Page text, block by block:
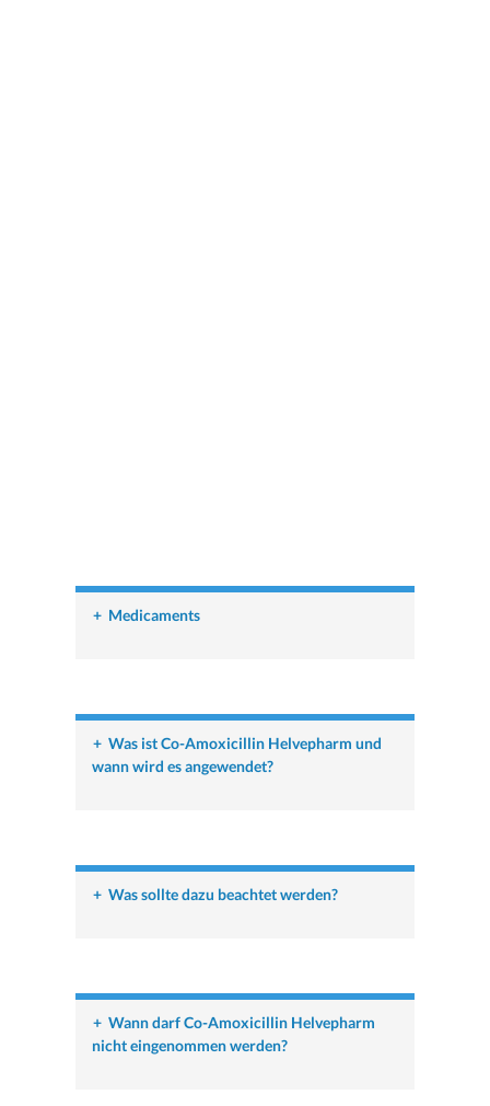
+ Medicaments
+ Was ist Co-Amoxicillin Helvepharm und
wann wird es angewendet?
+ Was sollte dazu beachtet werden?
+ Wann darf Co-Amoxicillin Helvepharm
nicht eingenommen werden?